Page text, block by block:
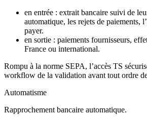
en entrée : extrait bancaire suivi de
automatique, les rejets de paiements,
payer.
en sortie : paiements fournisseurs,
France ou international.
Rompu à la norme SEPA, l’accès TS
workflow de la validation avant tout ordre
Automatisme
Rapprochement bancaire automatique.